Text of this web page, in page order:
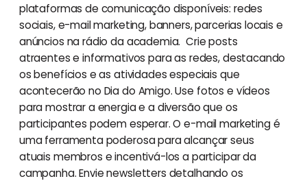
plataformas de comunicação disponíveis: redes
sociais, e-mail marketing, banners, parcerias locais e
anúncios na rádio da academia. Crie posts
atraentes e informativos para as redes, destacando
os benefícios e as atividades especiais que
acontecerão no Dia do Amigo. Use fotos e vídeos
para mostrar a energia e a diversão que os
participantes podem esperar. O e-mail marketing é
uma ferramenta poderosa para alcançar seus
atuais membros e incentivá-los a participar da
campanha. Envie newsletters detalhando os